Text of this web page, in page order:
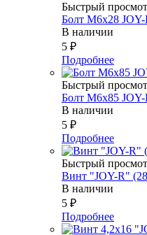
Быстрый
Болт М6х28
В наличии
5 ₽
Подробнее
Быстрый
Болт М6х85
В наличии
5 ₽
Подробнее
Быстрый
Винт "JOY-R"
В наличии
5 ₽
Подробнее